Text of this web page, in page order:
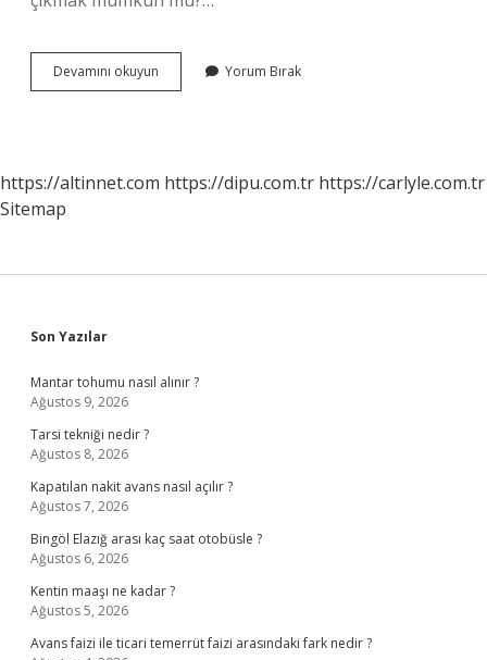
Devamını okuyun
Defter
Yorum Bırak
https://altinnet.com https://dipu.com.tr https://carlyle.com.tr
Sitemap
Sidebar
Son Yazılar
Mantar tohumu nasıl alınır ?
Ağustos 9, 2026
Tarsi tekniği nedir ?
Ağustos 8, 2026
Kapatılan nakit avans nasıl açılır ?
Ağustos 7, 2026
Bingöl Elazığ arası kaç saat otobüsle ?
Ağustos 6, 2026
Kentin maaşı ne kadar ?
Ağustos 5, 2026
Avans faizi ile ticari temerrüt faizi arasındaki fark nedir ?